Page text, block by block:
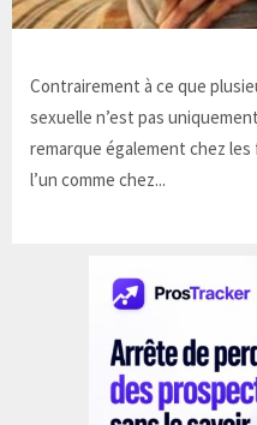
Contrairement à ce que
sexuelle n’est pas
remarque également chez
l’un comme chez...